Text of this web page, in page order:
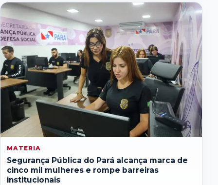
MATERIA
Segurança Pública do Pará alcança marca de
cinco mil mulheres e rompe barreiras
institucionais